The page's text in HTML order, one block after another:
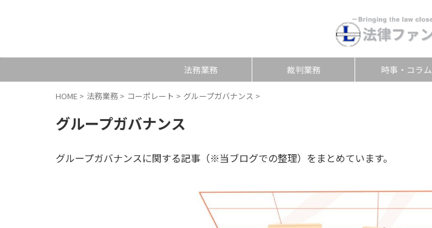
法務業務 裁判業務 時事・コラム
HOME > 法務業務 > コーポレート > グループガバナンス >
グループガバナンス
グループガバナンスに関する記事（※当ブログでの整理）をまとめています。